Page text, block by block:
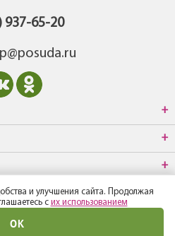
937-65-20
и улучшения сайта. Продолжая
с их использованием
ОК